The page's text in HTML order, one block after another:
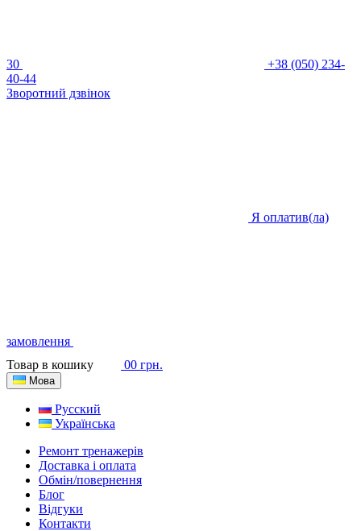
30
+38 (050) 234-
40-44
Зворотний дзвінок
Я оплатив(ла)
замовлення
Товар в кошику
00 грн.
Мова
Русский
Українська
Ремонт тренажерів
Доставка і оплата
Обмін/повернення
Блог
Відгуки
Контакти